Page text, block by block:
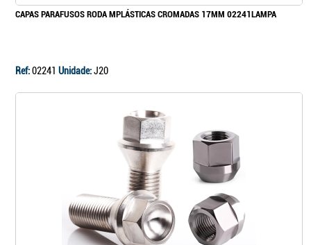
CAPAS PARAFUSOS RODA MPLÁSTICAS CROMADAS 17MM 02241LAMPA
Ref:02241 Unidade:J20